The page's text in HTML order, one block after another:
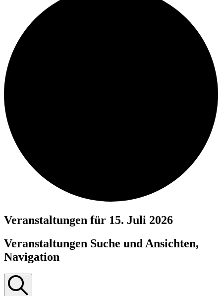
Veranstaltungen für 15. Juli 2026
Veranstaltungen Suche und Ansichten,
Navigation